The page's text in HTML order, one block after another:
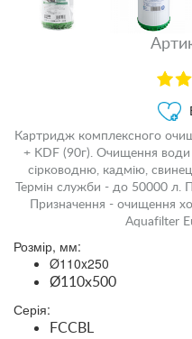
Картридж комплексного
+ KDF (90г). Очищення води
сірководню, кадмію,
Термін служби - до 50000 л.
Призначення - очищення
Aquafilter
Розмір, мм:
Ø110x250
Ø110x500
Серія:
FCCBL